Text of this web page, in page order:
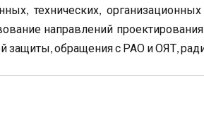
технических,
направлений
защиты, обращения с РАО и ОЯТ,